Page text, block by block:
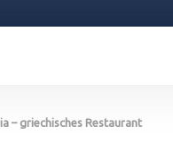
– griechisches Restaurant